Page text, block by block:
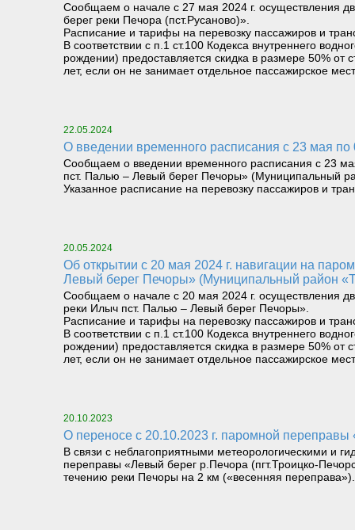
Сообщаем о начале с 27 мая 2024 г. осуществления
берег реки Печора (пст.Русаново)».
Расписание и тарифы на перевозку пассажиров и
В соответствии с п.1 ст.100 Кодекса внутреннего
рождении) предоставляется скидка в размере 50% от
лет, если он не занимает отдельное пассажирское
22.05.2024
О введении временного расписания с 23 мая
Сообщаем о введении временного расписания с 23
пст. Палью – Левый берег Печоры» (Муниципальный
Указанное расписание на перевозку пассажиров и
20.05.2024
Об открытии с 20 мая 2024 г. навигации на паромном маршруте «Правый берег реки Илыч пст. Усть-Илыч – Левый берег реки Илыч пст. Палью –
Левый берег Печоры» (Муниципальный район
Сообщаем о начале с 20 мая 2024 г. осуществления
реки Илыч пст. Палью – Левый берег Печоры».
Расписание и тарифы на перевозку пассажиров и
В соответствии с п.1 ст.100 Кодекса внутреннего
рождении) предоставляется скидка в размере 50% от
лет, если он не занимает отдельное пассажирское
20.10.2023
О переносе с 20.10.2023 г. паромной
В связи с неблагоприятными метеорологическими и
переправы «Левый берег р.Печора (пгт.Троицко-
течению реки Печоры на 2 км («весенняя переправа»).